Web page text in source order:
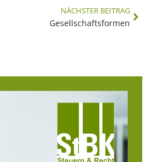
NÄCHSTER BEITRAG
Gesellschaftsformen